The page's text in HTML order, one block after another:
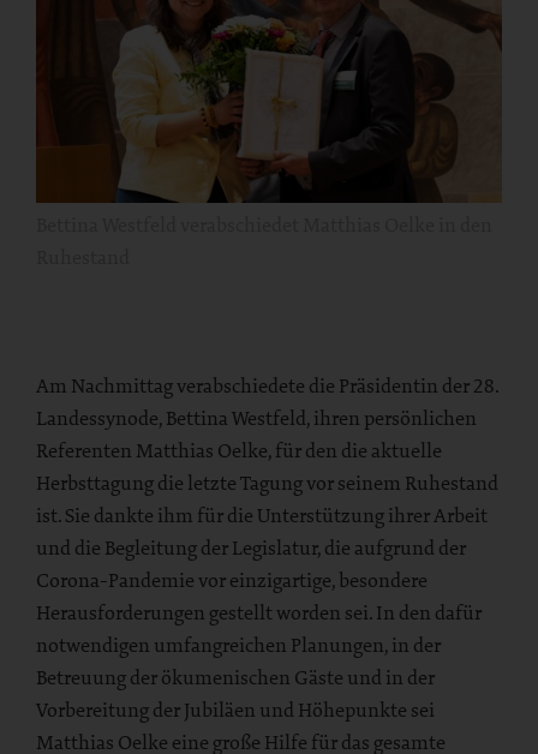
Am Nachmittag verabschiedete die Präsidentin der 28.
Landessynode, Bettina Westfeld, ihren persönlichen
Referenten Matthias Oelke, für den die aktuelle
Herbsttagung die letzte Tagung vor seinem Ruhestand
ist. Sie dankte ihm für die Unterstützung ihrer Arbeit
und die Begleitung der Legislatur, die aufgrund der
Corona-Pandemie vor einzigartige, besondere
Herausforderungen gestellt worden sei. In den dafür
notwendigen umfangreichen Planungen, in der
Betreuung der ökumenischen Gäste und in der
Vorbereitung der Jubiläen und Höhepunkte sei
Matthias Oelke eine große Hilfe für das gesamte